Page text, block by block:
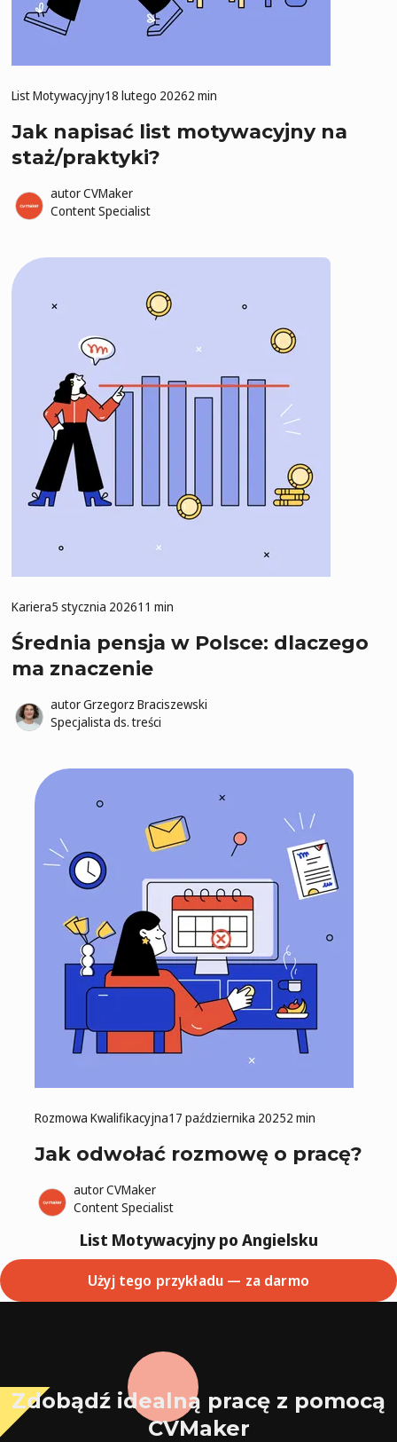
Jak napisać list motywacyjny na
staż/praktyki?
List Motywacyjny18 lutego 20262 min
autorCVMaker
Content Specialist
Średnia pensja w Polsce: dlaczego
ma znaczenie
Kariera5 stycznia 202611 min
autorGrzegorz Braciszewski
Specjalista ds. treści
Jak odwołać rozmowę o pracę?
Rozmowa Kwalifikacyjna17 października 20252 min
autorCVMaker
Content Specialist
List Motywacyjny po Angielsku
Użyj tego przykładu — za darmo
Zdobądź idealną pracę z pomocą
CVMaker